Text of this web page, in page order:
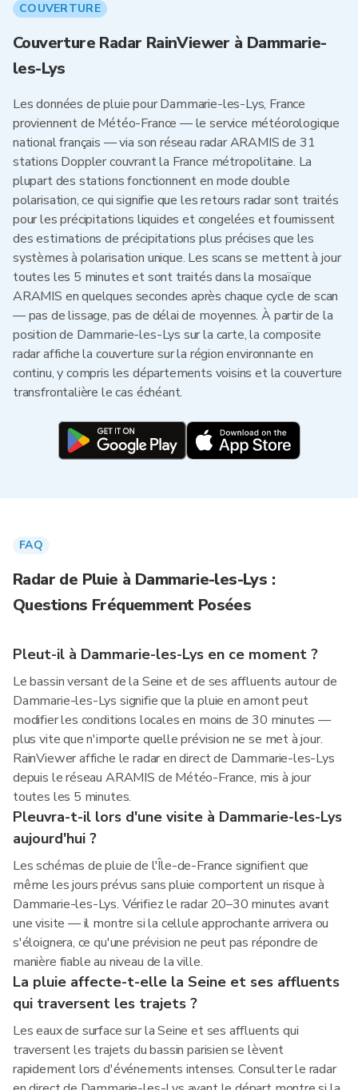
COUVERTURE
Couverture Radar RainViewer à Dammarie-
les-Lys
Les données de pluie pour Dammarie-les-Lys, France
proviennent de Météo-France — le service météorologique
national français — via son réseau radar ARAMIS de 31
stations Doppler couvrant la France métropolitaine. La
plupart des stations fonctionnent en mode double
polarisation, ce qui signifie que les retours radar sont traités
pour les précipitations liquides et congelées et fournissent
des estimations de précipitations plus précises que les
systèmes à polarisation unique. Les scans se mettent à jour
toutes les 5 minutes et sont traités dans la mosaïque
ARAMIS en quelques secondes après chaque cycle de scan
— pas de lissage, pas de délai de moyennes. À partir de la
position de Dammarie-les-Lys sur la carte, la composite
radar affiche la couverture sur la région environnante en
continu, y compris les départements voisins et la couverture
transfrontalière le cas échéant.
FAQ
Radar de Pluie à Dammarie-les-Lys :
Questions Fréquemment Posées
Pleut-il à Dammarie-les-Lys en ce moment ?
Le bassin versant de la Seine et de ses affluents autour de
Dammarie-les-Lys signifie que la pluie en amont peut
modifier les conditions locales en moins de 30 minutes —
plus vite que n'importe quelle prévision ne se met à jour.
RainViewer affiche le radar en direct de Dammarie-les-Lys
depuis le réseau ARAMIS de Météo-France, mis à jour
toutes les 5 minutes.
Pleuvra-t-il lors d'une visite à Dammarie-les-Lys
aujourd'hui ?
Les schémas de pluie de l'Île-de-France signifient que
même les jours prévus sans pluie comportent un risque à
Dammarie-les-Lys. Vérifiez le radar 20–30 minutes avant
une visite — il montre si la cellule approchante arrivera ou
s'éloignera, ce qu'une prévision ne peut pas répondre de
manière fiable au niveau de la ville.
La pluie affecte-t-elle la Seine et ses affluents
qui traversent les trajets ?
Les eaux de surface sur la Seine et ses affluents qui
traversent les trajets du bassin parisien se lèvent
rapidement lors d'événements intenses. Consulter le radar